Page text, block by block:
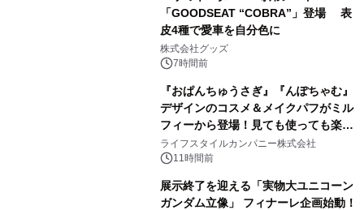
「GOODSEAT “COBRA”」登場 表
皮4種で愛車を自分色に
株式会社グッズ
7時間前
『おぱんちゅうさぎ』『んぽちゃむ』
デザインのコスメ＆メイクパフがミル
フィーから登場！見ても使っても楽し
い、ポップでキュートなコレクショ
ン。
ライフスタイルカンパニー株式会社
11時間前
展示終了を迎える「実物大ユニコーン
ガンダム立像」 フィナーレ企画始動！